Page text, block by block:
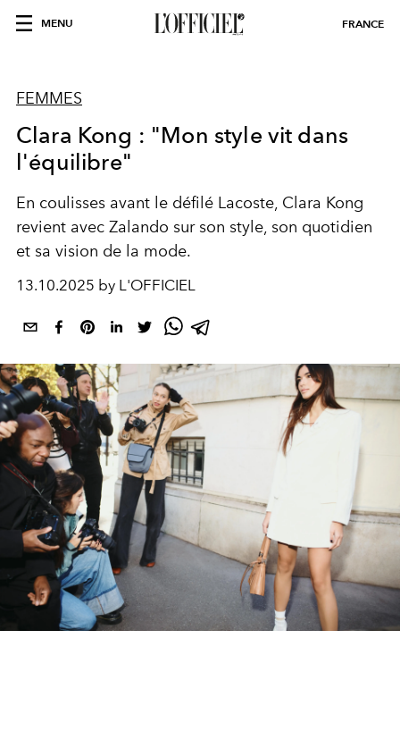
MENU FRANCE
FEMMES
Clara Kong : "Mon style vit dans
l'équilibre"
En coulisses avant le défilé Lacoste, Clara Kong
revient avec Zalando sur son style, son quotidien
et sa vision de la mode.
13.10.2025 by L'OFFICIEL